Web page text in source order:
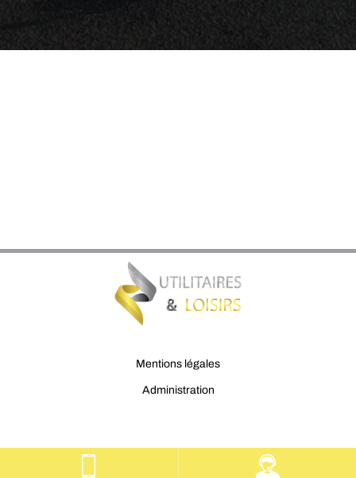
Mentions légales
Administration